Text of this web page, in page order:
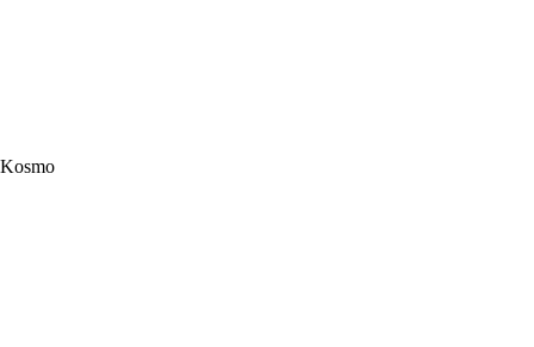
Kosmo